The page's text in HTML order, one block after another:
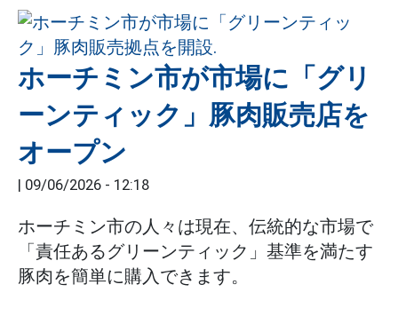
ホーチミン市が市場に「グリ
ーンティック」豚肉販売店を
オープン
| 09/06/2026 - 12:18
ホーチミン市の人々は現在、伝統的な市場で
「責任あるグリーンティック」基準を満たす
豚肉を簡単に購入できます。